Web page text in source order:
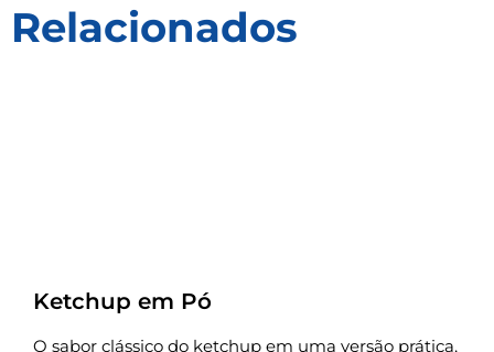
Relacionados
Ketchup em Pó
O sabor clássico do ketchup em uma versão prática,